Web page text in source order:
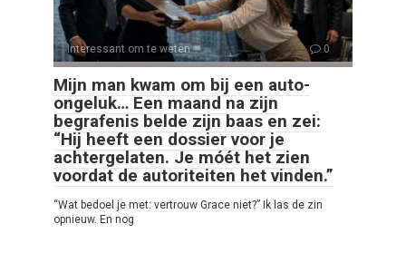
Interessant om te weten 0
Mijn man kwam om bij een auto-
ongeluk… Een maand na zijn
begrafenis belde zijn baas en zei:
“Hij heeft een dossier voor je
achtergelaten. Je móét het zien
voordat de autoriteiten het vinden.”
“Wat bedoel je met: vertrouw Grace niet?” Ik las de zin
opnieuw. En nog